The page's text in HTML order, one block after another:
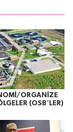
ORGANİZE
(OSB'LER)